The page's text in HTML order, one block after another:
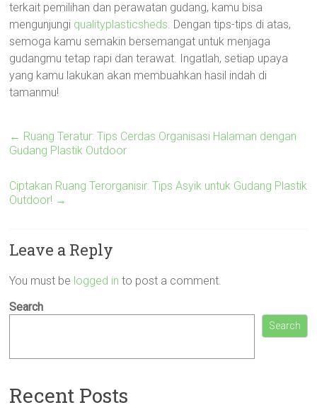
terkait pemilihan dan perawatan gudang, kamu bisa
mengunjungi qualityplasticsheds. Dengan tips-tips di atas,
semoga kamu semakin bersemangat untuk menjaga
gudangmu tetap rapi dan terawat. Ingatlah, setiap upaya
yang kamu lakukan akan membuahkan hasil indah di
tamanmu!
← Ruang Teratur: Tips Cerdas Organisasi Halaman dengan
Gudang Plastik Outdoor
Ciptakan Ruang Terorganisir: Tips Asyik untuk Gudang Plastik
Outdoor! →
Leave a Reply
You must be logged in to post a comment.
Search
Search
Recent Posts